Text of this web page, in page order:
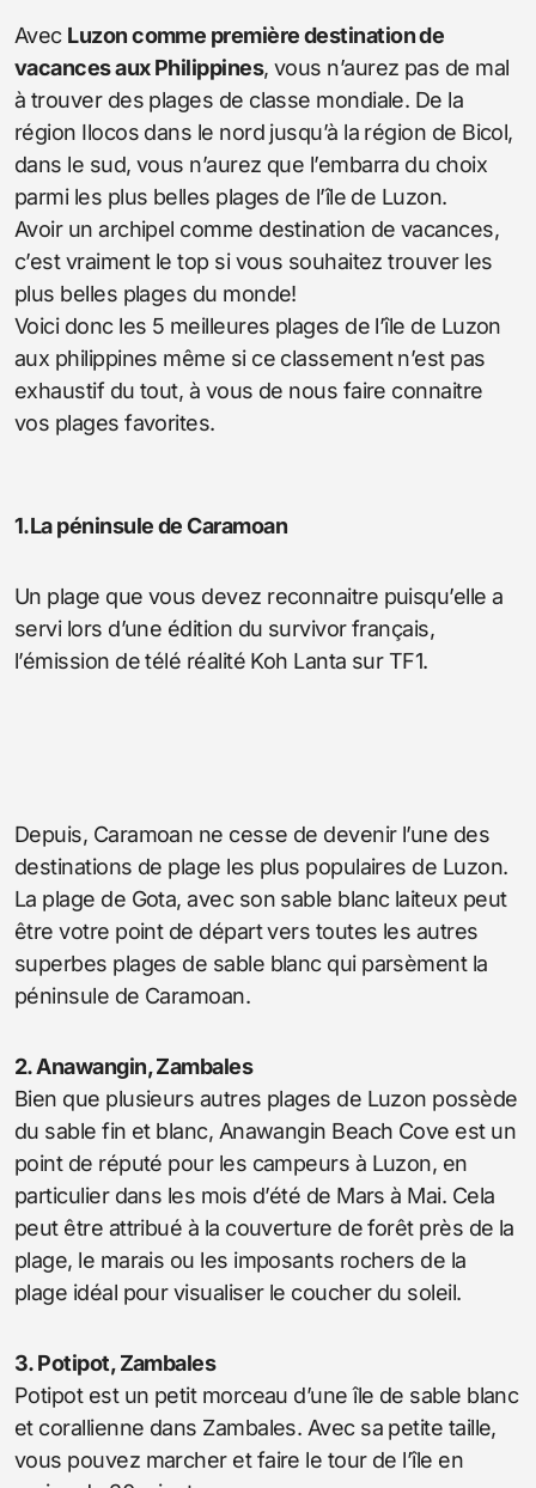
Avec Luzon comme première destination de
vacances aux Philippines, vous n’aurez pas de mal
à trouver des plages de classe mondiale. De la
région Ilocos dans le nord jusqu’à la région de Bicol,
dans le sud, vous n’aurez que l’embarra du choix
parmi les plus belles plages de l’île de Luzon.
Avoir un archipel comme destination de vacances,
c’est vraiment le top si vous souhaitez trouver les
plus belles plages du monde!
Voici donc les 5 meilleures plages de l’île de Luzon
aux philippines même si ce classement n’est pas
exhaustif du tout, à vous de nous faire connaitre
vos plages favorites.
1.La péninsule de Caramoan
Un plage que vous devez reconnaitre puisqu’elle a
servi lors d’une édition du survivor français,
l’émission de télé réalité Koh Lanta sur TF1.
Depuis, Caramoan ne cesse de devenir l’une des
destinations de plage les plus populaires de Luzon.
La plage de Gota, avec son sable blanc laiteux peut
être votre point de départ vers toutes les autres
superbes plages de sable blanc qui parsèment la
péninsule de Caramoan.
2. Anawangin, Zambales
Bien que plusieurs autres plages de Luzon possède
du sable fin et blanc, Anawangin Beach Cove est un
point de réputé pour les campeurs à Luzon, en
particulier dans les mois d’été de Mars à Mai. Cela
peut être attribué à la couverture de forêt près de la
plage, le marais ou les imposants rochers de la
plage idéal pour visualiser le coucher du soleil.
3. Potipot, Zambales
Potipot est un petit morceau d’une île de sable blanc
et corallienne dans Zambales. Avec sa petite taille,
vous pouvez marcher et faire le tour de l’île en